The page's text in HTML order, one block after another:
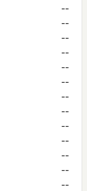
--
--
--
--
--
--
--
--
--
--
--
--
--